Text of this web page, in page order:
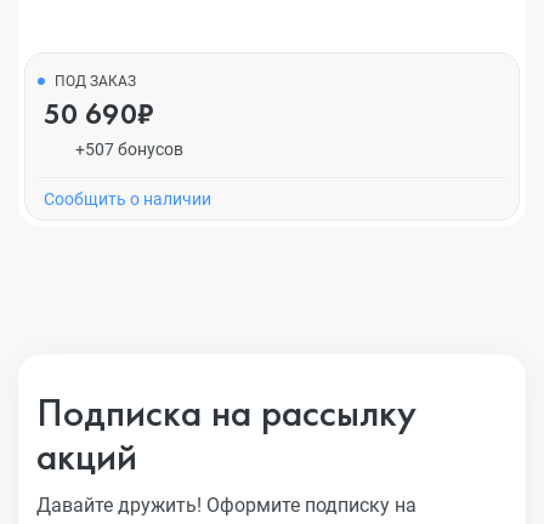
ПОД ЗАКАЗ
50 690₽
+507 бонусов
Cообщить о наличии
Подписка на рассылку
акций
Давайте дружить! Оформите подписку на